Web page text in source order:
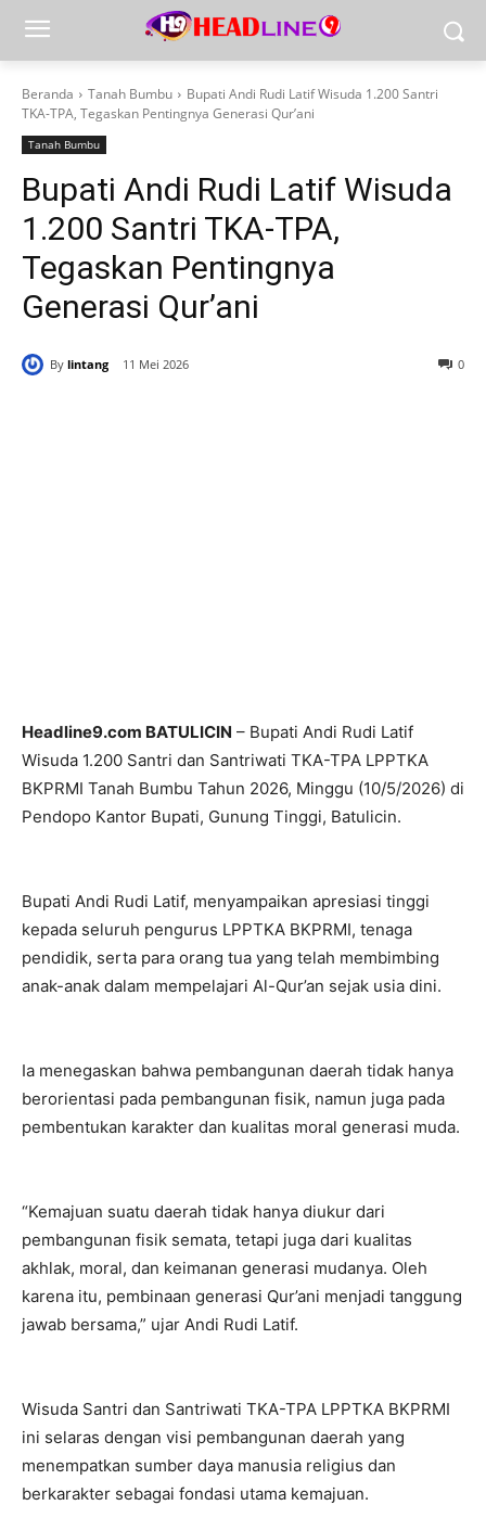
Beranda Tanah Bumbu
Bupati Andi Rudi Latif Wisuda 1.200 Santri
TKA-TPA, Tegaskan Pentingnya Generasi Qur’ani
Tanah Bumbu
Bupati Andi Rudi Latif Wisuda
1.200 Santri TKA-TPA,
Tegaskan Pentingnya
Generasi Qur’ani
By lintang 11 Mei 2026 0
Headline9.com BATULICIN – Bupati Andi Rudi Latif
Wisuda 1.200 Santri dan Santriwati TKA-TPA LPPTKA
BKPRMI Tanah Bumbu Tahun 2026, Minggu (10/5/2026) di
Pendopo Kantor Bupati, Gunung Tinggi, Batulicin.
Bupati Andi Rudi Latif, menyampaikan apresiasi tinggi
kepada seluruh pengurus LPPTKA BKPRMI, tenaga
pendidik, serta para orang tua yang telah membimbing
anak-anak dalam mempelajari Al-Qur’an sejak usia dini.
Ia menegaskan bahwa pembangunan daerah tidak hanya
berorientasi pada pembangunan fisik, namun juga pada
pembentukan karakter dan kualitas moral generasi muda.
“Kemajuan suatu daerah tidak hanya diukur dari
pembangunan fisik semata, tetapi juga dari kualitas
akhlak, moral, dan keimanan generasi mudanya. Oleh
karena itu, pembinaan generasi Qur’ani menjadi tanggung
jawab bersama,” ujar Andi Rudi Latif.
Wisuda Santri dan Santriwati TKA-TPA LPPTKA BKPRMI
ini selaras dengan visi pembangunan daerah yang
menempatkan sumber daya manusia religius dan
berkarakter sebagai fondasi utama kemajuan.